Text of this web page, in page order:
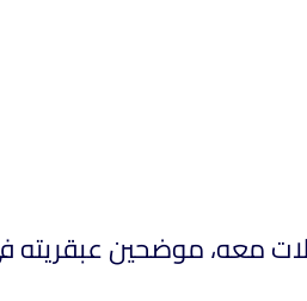
معه، موضحين عبقريته